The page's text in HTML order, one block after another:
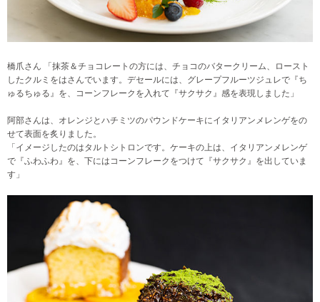
橋爪さん 「抹茶＆チョコレートの方には、チョコのバタークリーム、ロースト
したクルミをはさんでいます。デセールには、グレープフルーツジュレで『ち
ゅるちゅる』を、コーンフレークを入れて『サクサク』感を表現しました」
阿部さんは、オレンジとハチミツのパウンドケーキにイタリアンメレンゲをの
せて表面を炙りました。
「イメージしたのはタルトシトロンです。ケーキの上は、イタリアンメレンゲ
で『ふわふわ』を、下にはコーンフレークをつけて『サクサク』を出していま
す」